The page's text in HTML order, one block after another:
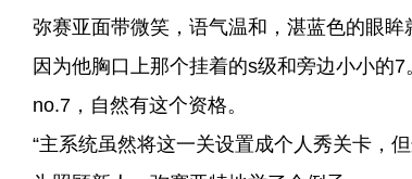
弥赛亚面带微笑，语气温和，湛蓝色的眼眸
因为他胸口上那个挂着的s级和旁边小小的7
no.7，自然有这个资格。
“主系统虽然将这一关设置成个人秀关卡，